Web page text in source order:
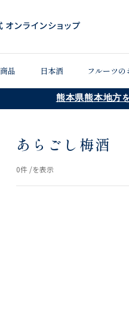
品 日本酒 フルーツの
熊本県熊本地方
あらごし梅酒
0件 /を表示